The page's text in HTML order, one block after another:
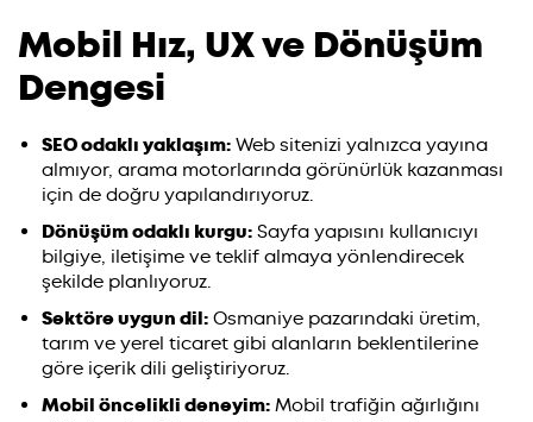
Mobil Hız, UX ve Dönüşüm
Dengesi
SEO odaklı yaklaşım: Web sitenizi yalnızca yayına
almıyor, arama motorlarında görünürlük kazanması
için de doğru yapılandırıyoruz.
Dönüşüm odaklı kurgu: Sayfa yapısını kullanıcıyı
bilgiye, iletişime ve teklif almaya yönlendirecek
şekilde planlıyoruz.
Sektöre uygun dil: Osmaniye pazarındaki üretim,
tarım ve yerel ticaret gibi alanların beklentilerine
göre içerik dili geliştiriyoruz.
Mobil öncelikli deneyim: Mobil trafiğin ağırlığını